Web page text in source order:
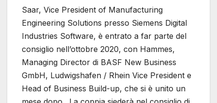
Saar, Vice President of Manufacturing
Engineering Solutions presso Siemens Digital
Industries Software, è entrato a far parte del
consiglio nell’ottobre 2020, con Hammes,
Managing Director di BASF New Business
GmbH, Ludwigshafen / Rhein Vice President e
Head of Business Build-up, che si è unito un